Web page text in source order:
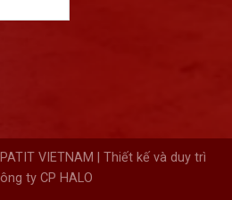
VIETNAM | Thiết kế và duy trì
ty CP HALO